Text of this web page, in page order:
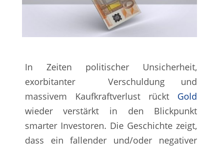
In Zeiten politischer Unsicherheit,
exorbitanter Verschuldung und
massivem Kaufkraftverlust rückt Gold
wieder verstärkt in den Blickpunkt
smarter Investoren. Die Geschichte zeigt,
dass ein fallender und/oder negativer